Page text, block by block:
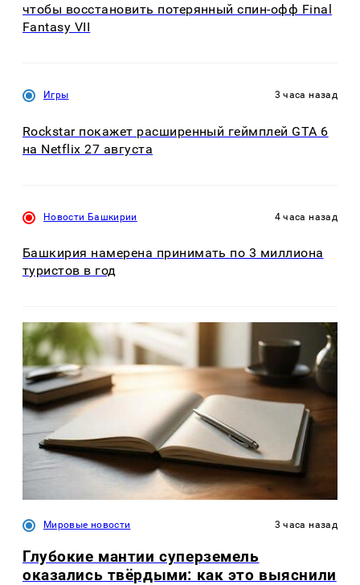
чтобы восстановить потерянный спин-офф Final
Fantasy VII
Игры 3 часа назад
Rockstar покажет расширенный геймплей GTA 6
на Netflix 27 августа
Новости Башкирии 4 часа назад
Башкирия намерена принимать по 3 миллиона
туристов в год
Мировые новости 3 часа назад
Глубокие мантии суперземель
оказались твёрдыми: как это выяснили